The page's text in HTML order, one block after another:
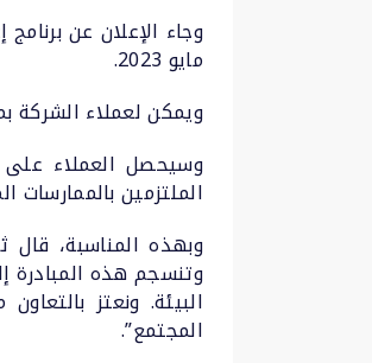
مايو 2023.
ويمكن لعملاء الشركة
الملتزمين بالممارسات
وبهذه المناسبة، قال
البيئة. ونعتز
المجتمع”.